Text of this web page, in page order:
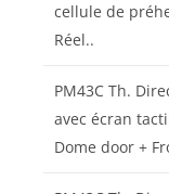
cellule de
Réel..
PM43C Th.
avec écran
Dome door +